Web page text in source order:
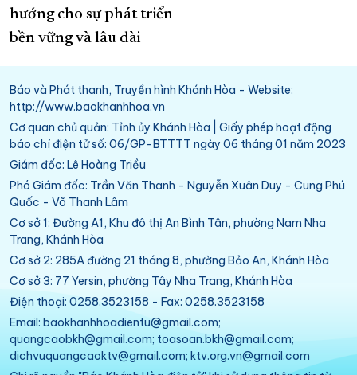
hướng cho sự phát triển
bền vững và lâu dài
Báo và Phát thanh, Truyền hình Khánh Hòa - Website:
http://www.baokhanhhoa.vn
Cơ quan chủ quản: Tỉnh ủy Khánh Hòa | Giấy phép hoạt động
báo chí điện tử số: 06/GP-BTTTT ngày 06 tháng 01 năm 2023
Giám đốc: Lê Hoàng Triều
Phó Giám đốc: Trần Văn Thanh - Nguyễn Xuân Duy - Cung Phú
Quốc - Võ Thanh Lâm
Cơ sở 1: Đường A1, Khu đô thị An Bình Tân, phường Nam Nha
Trang, Khánh Hòa
Cơ sở 2: 285A đường 21 tháng 8, phường Bảo An, Khánh Hòa
Cơ sở 3: 77 Yersin, phường Tây Nha Trang, Khánh Hòa
Điện thoại: 0258.3523158 - Fax: 0258.3523158
Email: baokhanhhoadientu@gmail.com;
quangcaobkh@gmail.com; toasoan.bkh@gmail.com;
dichvuquangcaoktv@gmail.com; ktv.org.vn@gmail.com